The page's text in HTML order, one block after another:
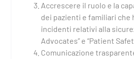
Accrescere il ruolo e la
dei pazienti e familiari che
incidenti relativi alla
Advocates” e “Patient
Comunicazione